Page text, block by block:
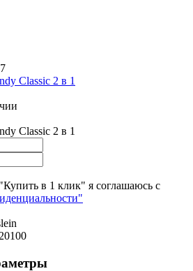
Classic 2 в 1
Classic 2 в 1
в 1 клик" я соглашаюсь с